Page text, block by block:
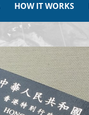
HOW IT WORKS